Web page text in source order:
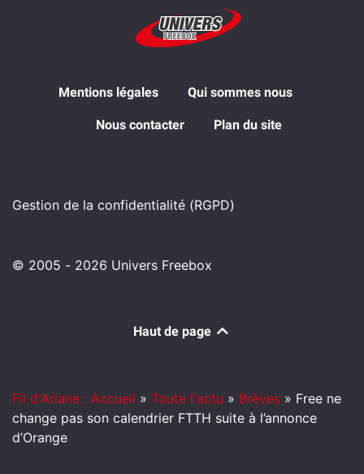
Mentions légales Qui sommes nous
Nous contacter Plan du site
Gestion de la confidentialité (RGPD)
© 2005 - 2026 Univers Freebox
Haut de page
Fil d'Ariane : Accueil » Toute l'actu » Brèves » Free ne
change pas son calendrier FTTH suite à l’annonce
d’Orange